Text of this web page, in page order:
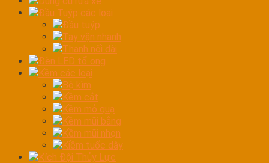
Đầu Tuýp các loại
Đầu tuýp
Tay vặn nhanh
Thanh nối dài
Đèn LED tổ ong
Kềm các loại
Bộ kìm
Kềm cắt
Kềm mỏ quạ
Kềm mũi bằng
Kềm mũi nhọn
Kiềm tuốc dây
Kích Đội Thủy Lực